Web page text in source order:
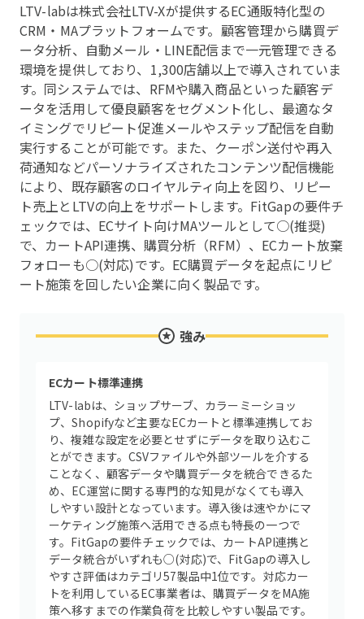
LTV-labは株式会社LTV-Xが提供するEC通販特化型の
CRM・MAプラットフォームです。顧客管理から購買デ
ータ分析、自動メール・LINE配信まで一元管理できる
環境を提供しており、1,300店舗以上で導入されていま
す。同システムでは、RFMや購入商品といった顧客デ
ータを活用して優良顧客をセグメント化し、最適なタ
イミングでリピート促進メールやステップ配信を自動
実行することが可能です。また、クーポン送付や再入
荷通知などパーソナライズされたコンテンツ配信機能
により、既存顧客のロイヤルティ向上を図り、リピー
ト売上とLTVの向上をサポートします。FitGapの要件チ
ェックでは、ECサイト向けMAツールとして○(推奨)
で、カートAPI連携、購買分析（RFM）、ECカート放棄
フォローも○(対応)です。EC購買データを起点にリピ
ート施策を回したい企業に向く製品です。
強み
ECカート標準連携
LTV-labは、ショップサーブ、カラーミーショッ
プ、Shopifyなど主要なECカートと標準連携してお
り、複雑な設定を必要とせずにデータを取り込むこ
とができます。CSVファイルや外部ツールを介する
ことなく、顧客データや購買データを統合できるた
め、EC運営に関する専門的な知見がなくても導入
しやすい設計となっています。導入後は速やかにマ
ーケティング施策へ活用できる点も特長の一つで
す。FitGapの要件チェックでは、カートAPI連携と
データ統合がいずれも○(対応)で、FitGapの導入し
やすさ評価はカテゴリ57製品中1位です。対応カー
トを利用しているEC事業者は、購買データをMA施
策へ移すまでの作業負荷を比較しやすい製品です。